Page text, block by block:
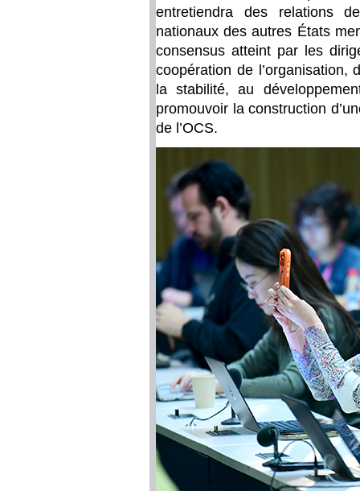
entretiendra des relations
nationaux des autres États
consensus atteint par les
coopération de
la stabilité, au
promouvoir la construction
de l’OCS.